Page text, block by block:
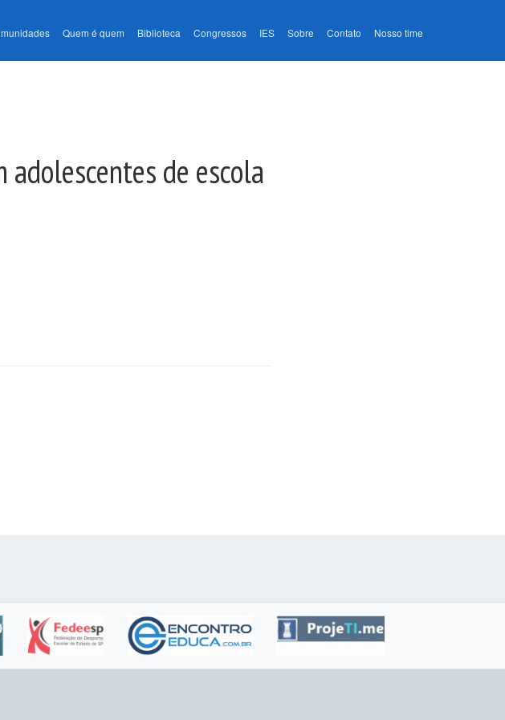
Quem é quem Biblioteca Congressos IES Sobre Contato Nosso time
de escola